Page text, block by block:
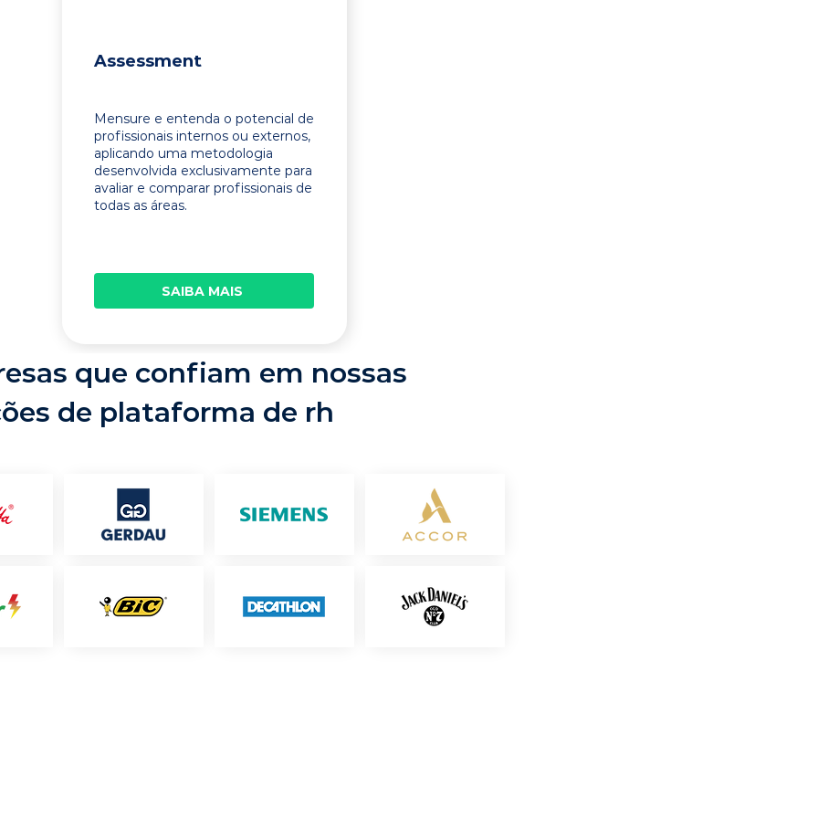
Assessment
Mensure e entenda o potencial de
profissionais internos ou externos,
aplicando uma metodologia
desenvolvida exclusivamente para
avaliar e comparar profissionais de
todas as áreas.
SAIBA MAIS
que confiam em nossas
de plataforma de rh